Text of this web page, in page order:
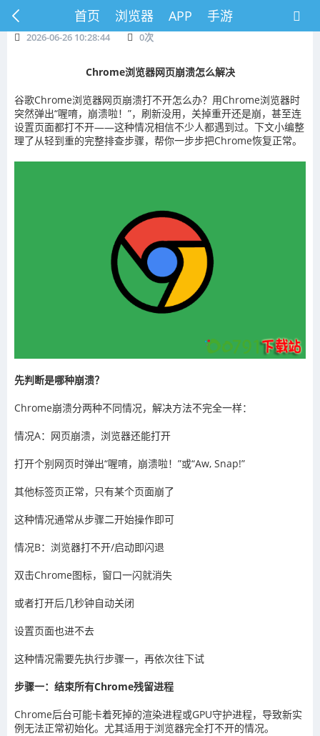
首页 浏览器 APP 手游
2026-06-26 10:28:44 0次
Chrome浏览器网页崩溃怎么解决
谷歌Chrome浏览器网页崩溃打不开怎么办？用Chrome浏览器时
突然弹出“喔唷，崩溃啦！”，刷新没用，关掉重开还是崩，甚至连
设置页面都打不开——这种情况相信不少人都遇到过。下文小编整
理了从轻到重的完整排查步骤，帮你一步步把Chrome恢复正常。
先判断是哪种崩溃？
Chrome崩溃分两种不同情况，解决方法不完全一样：
情况A：网页崩溃，浏览器还能打开
打开个别网页时弹出“喔唷，崩溃啦！”或“Aw, Snap!”
其他标签页正常，只有某个页面崩了
这种情况通常从步骤二开始操作即可
情况B：浏览器打不开/启动即闪退
双击Chrome图标，窗口一闪就消失
或者打开后几秒钟自动关闭
设置页面也进不去
这种情况需要先执行步骤一，再依次往下试
步骤一：结束所有Chrome残留进程
Chrome后台可能卡着死掉的渲染进程或GPU守护进程，导致新实
例无法正常初始化。尤其适用于浏览器完全打不开的情况。